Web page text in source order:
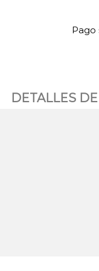
Pago
DETALLES